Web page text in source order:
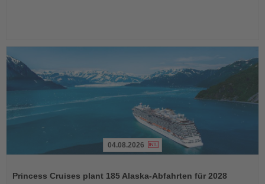
die
04.08.2026
Princess Cruises plant 185 Alaska-Abfahrten für 2028